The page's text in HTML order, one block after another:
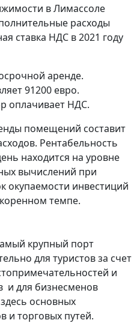
в Лимассоле
расходы
ставка НДС в 2021 году
аренде.
91200 евро.
оплачивает НДС.
помещений составит
Рентабельность
находится на уровне
вычислений при
окупаемости инвестиций
темпе.
крупный порт
для туристов за счет
и
и для бизнесменов
основных
и торговых путей.